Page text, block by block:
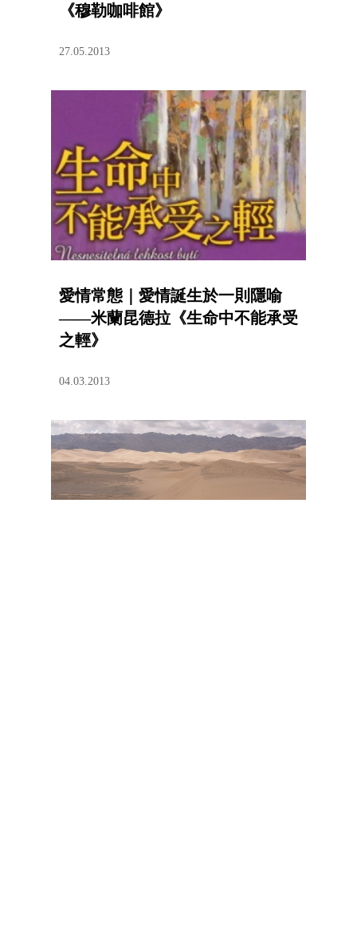
《穆勒咖啡館》
27.05.2013
愛情常態｜愛情誕生於一則隱喻
——米蘭昆德拉《生命中不能承受
之輕》
04.03.2013